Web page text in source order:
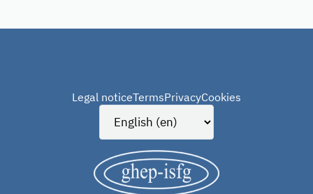
Legal noticeTermsPrivacyCookies